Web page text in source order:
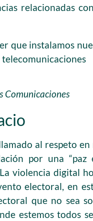
relacionadas
que instalamos
Comunicaciones
al respeto en
por una “paz
violencia digital
electoral, en
que no sea
estemos todos